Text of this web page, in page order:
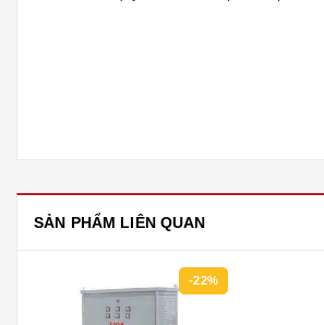
SẢN PHẨM LIÊN QUAN
-22%